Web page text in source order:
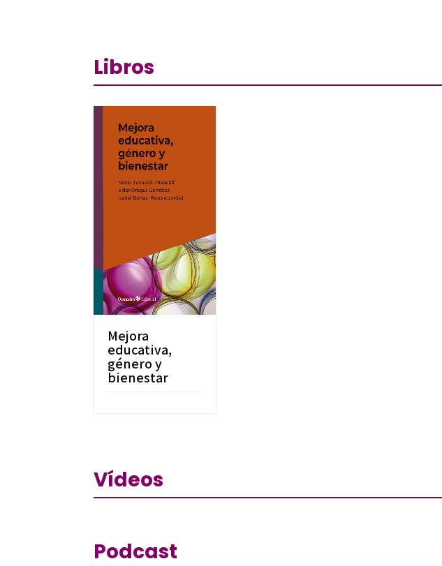
Libros
Mejora
educativa,
género y
bienestar
Vídeos
Podcast